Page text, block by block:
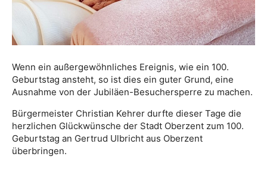
Wenn ein außergewöhnliches Ereignis, wie ein 100.
Geburtstag ansteht, so ist dies ein guter Grund, eine
Ausnahme von der Jubiläen-Besuchersperre zu machen.
Bürgermeister Christian Kehrer durfte dieser Tage die
herzlichen Glückwünsche der Stadt Oberzent zum 100.
Geburtstag an Gertrud Ulbricht aus Oberzent
überbringen.